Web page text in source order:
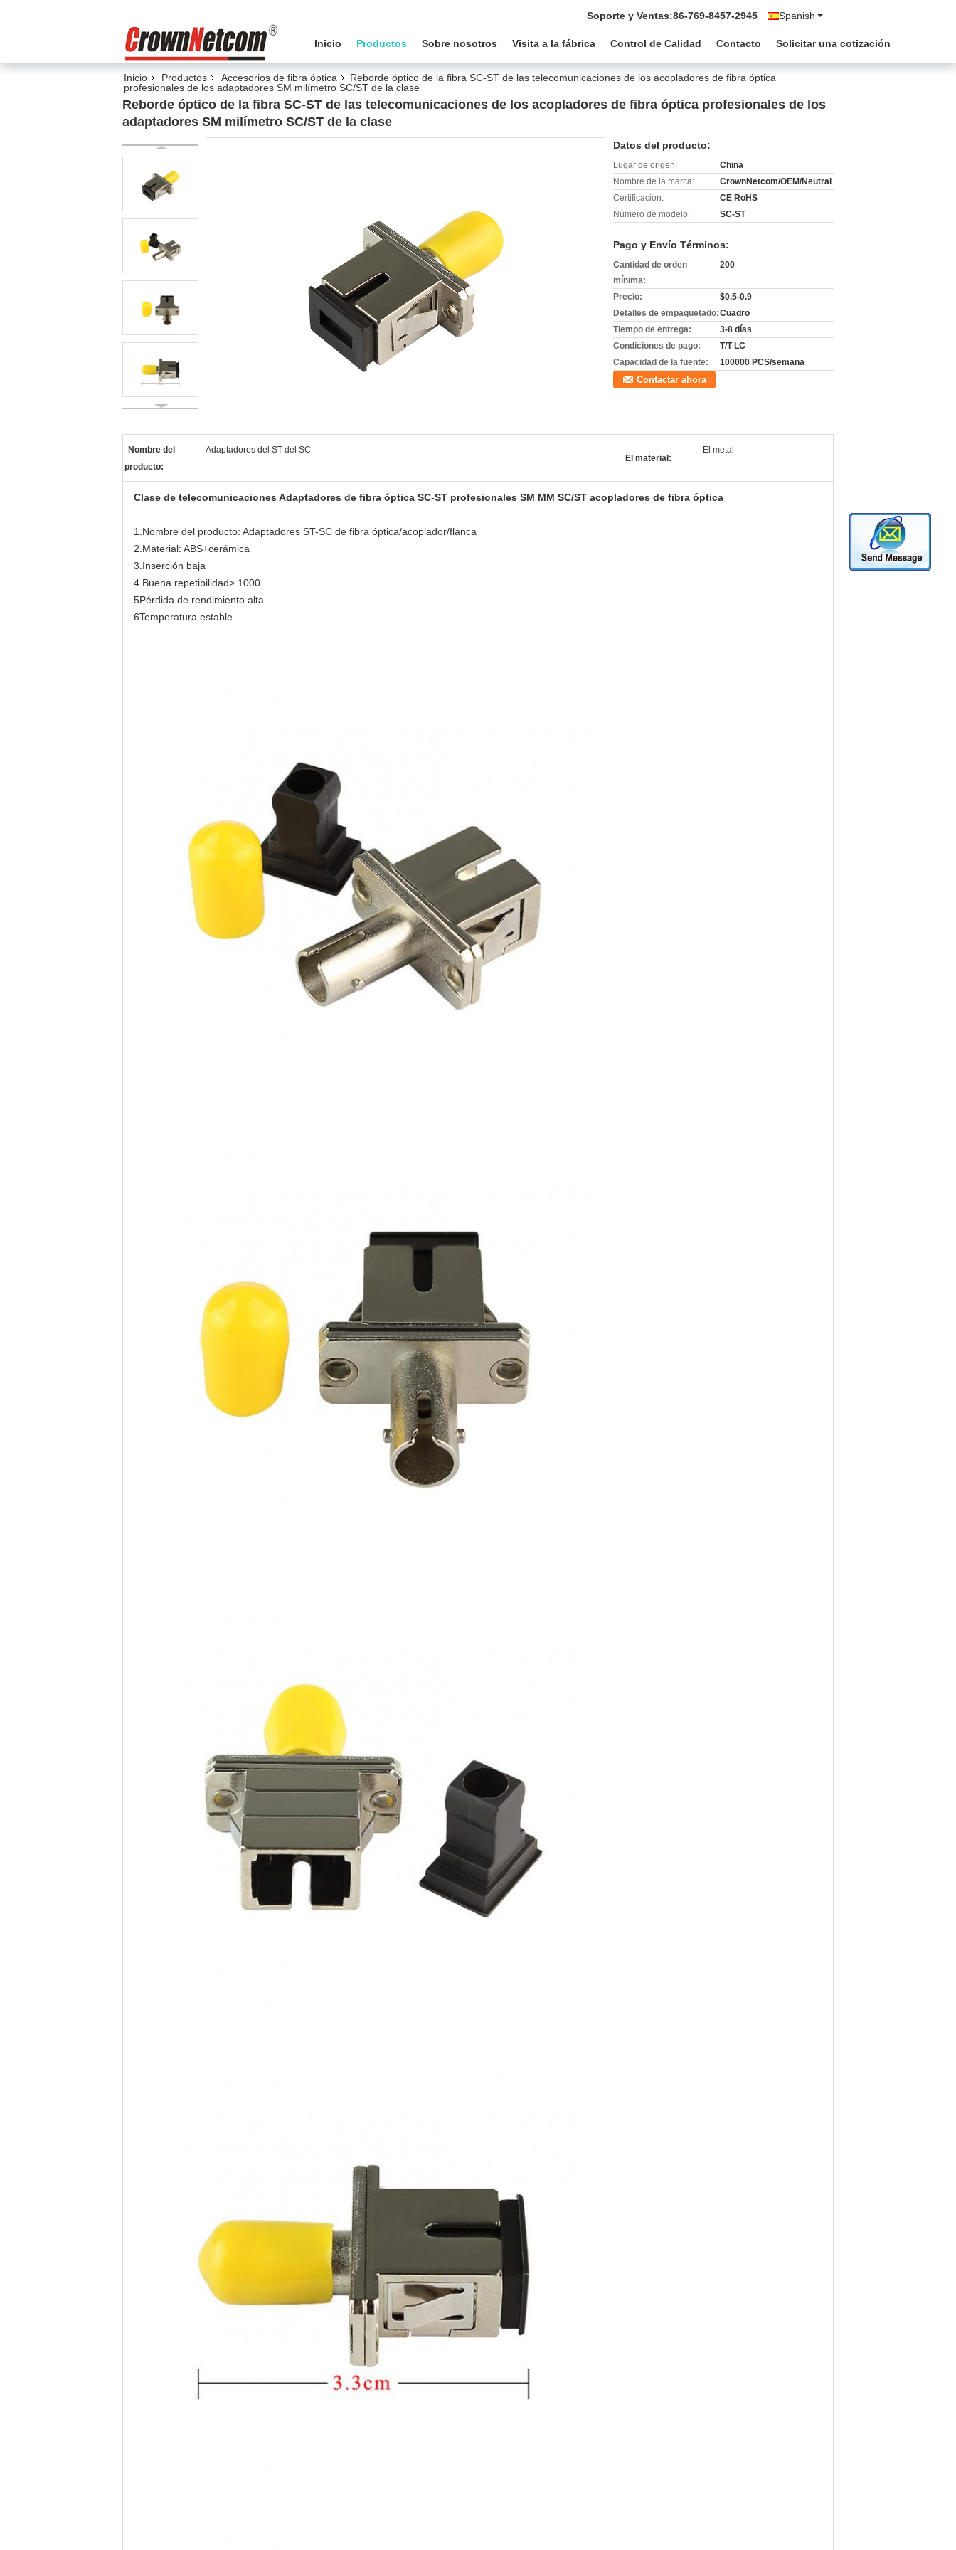
Spanish
Soporte y Ventas:86-769-8457-2945
Inicio Productos Sobre nosotros Visita a la fábrica Control de Calidad Contacto Solicitar una cotización
Inicio Productos Accesorios de fibra óptica
Reborde óptico de la fibra SC-ST de las telecomunicaciones de los acopladores de fibra óptica
profesionales de los adaptadores SM milímetro SC/ST de la clase
Reborde óptico de la fibra SC-ST de las telecomunicaciones de los acopladores de fibra óptica profesionales de los
adaptadores SM milímetro SC/ST de la clase
Datos del producto:
Lugar de origen:
China
Nombre de la marca:
CrownNetcom/OEM/Neutral
Certificación:
CE RoHS
Número de modelo:
SC-ST
Pago y Envío Términos:
Cantidad de orden
mínima:
200
Precio:
$0.5-0.9
Detalles de empaquetado:Cuadro
Tiempo de entrega:
3-8 días
Condiciones de pago:
T/T LC
Capacidad de la fuente:
100000 PCS/semana
Contactar ahora
Nombre del
producto:
Adaptadores del ST del SC
El material:
El metal
Clase de telecomunicaciones Adaptadores de fibra óptica SC-ST profesionales SM MM SC/ST acopladores de fibra óptica
1.Nombre del producto: Adaptadores ST-SC de fibra óptica/acoplador/flanca
2.Material: ABS+cerámica
3.Inserción baja
4.Buena repetibilidad> 1000
5Pérdida de rendimiento alta
6Temperatura estable